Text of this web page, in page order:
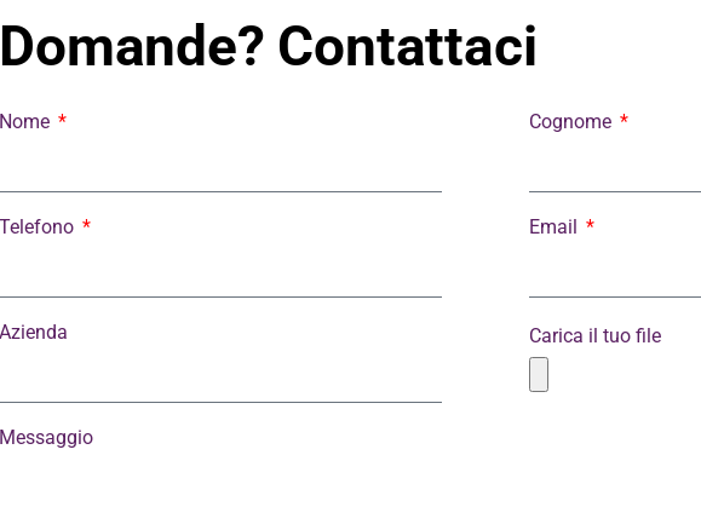
Domande? Contattaci
Nome Cognome
Telefono Email
Azienda Carica il tuo file
Messaggio